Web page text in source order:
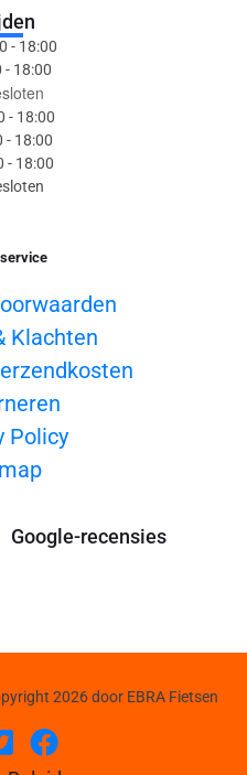
- 18:00
- 18:00
- 18:00
- 18:00
- 18:00
Klachten
Policy
Google-recensies
2026 door EBRA Fietsen